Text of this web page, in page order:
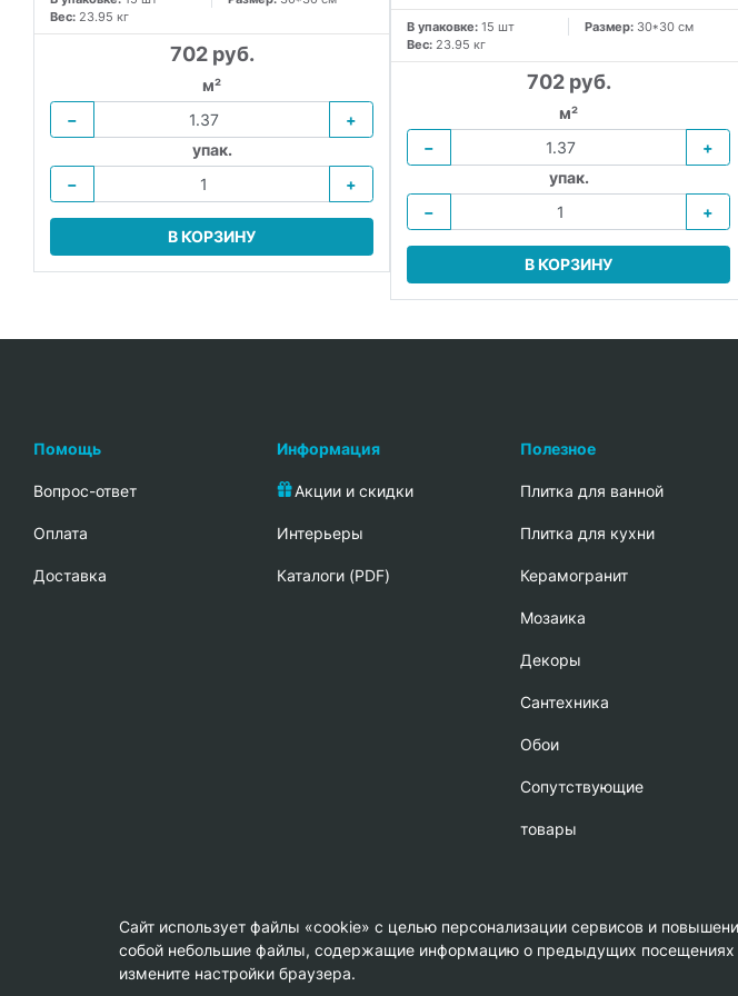
Вес: 23.95 кг
702 руб.
м²
−
+
упак.
−
+
В КОРЗИНУ
В упаковке: 15 шт Размер: 30*30 см
Вес: 23.95 кг
702 руб.
м²
−
+
упак.
−
+
В КОРЗИНУ
Помощь
Вопрос-ответ
Oплата
Доставка
Информация
Акции и скидки
Интерьеры
Каталоги (PDF)
Полезное
Плитка для ванной
Плитка для кухни
Керамогранит
Мозаика
Декоры
Сантехника
Обои
Сопутствующие
товары
© Copyright 2013-2026 KERAMA MARAZZI, ООО «Гамма Керамика»
Сайт использует файлы «cookie» с целью персонализации сервисов и
собой небольшие файлы, содержащие информацию о предыдущих посещениях
измените настройки браузера.